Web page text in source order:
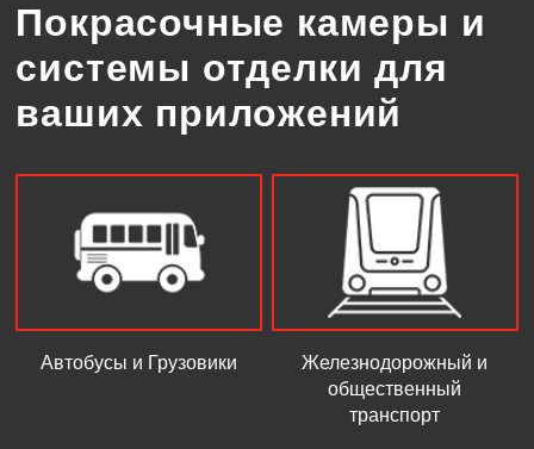
Покрасочные камеры и
системы отделки для
ваших приложений
Автобусы и Грузовики
Железнодорожный и
общественный
транспорт